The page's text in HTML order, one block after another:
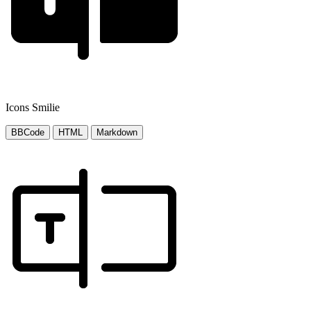
Icons Smilie
BBCode HTML Markdown